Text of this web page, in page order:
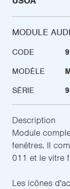
MODULE
CODE
MODÈLE
SÉRIE
Description
Module
fenêtres. Il
011 et le vitre
Les icônes